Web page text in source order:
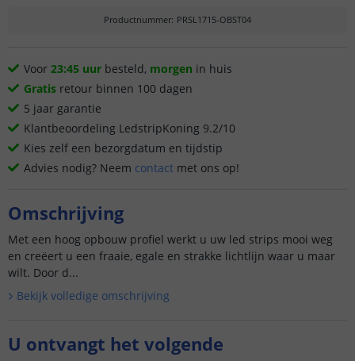
Productnummer: PRSL1715-OBST04
Voor 23:45 uur besteld, morgen in huis
Gratis retour binnen 100 dagen
5 jaar garantie
Klantbeoordeling LedstripKoning 9.2/10
Kies zelf een bezorgdatum en tijdstip
Advies nodig? Neem contact met ons op!
Omschrijving
Met een hoog opbouw profiel werkt u uw led strips mooi weg
en creëert u een fraaie, egale en strakke lichtlijn waar u maar
wilt. Door d...
Bekijk volledige omschrijving
U ontvangt het volgende